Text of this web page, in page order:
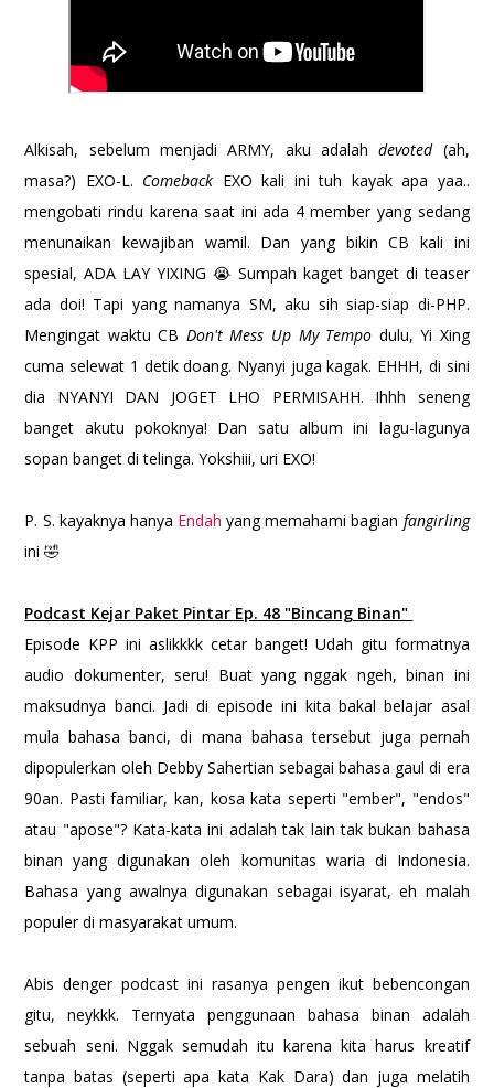
Alkisah, sebelum menjadi ARMY, aku adalahdevoted(ah,
masa?) EXO-L. Comeback EXO kali ini tuh kayak apa yaa..
mengobati rindu karena saat ini ada 4 member yang sedang
menunaikan kewajiban wamil. Dan yang bikin CB kali ini
spesial, ADA LAY YIXING 😭 Sumpah kaget banget di teaser
ada doi! Tapi yang namanya SM, aku sih siap-siap di-PHP.
Mengingat waktu CB Don't Mess Up My Tempo dulu, Yi Xing
cuma selewat 1 detik doang. Nyanyi juga kagak. EHHH, di sini
dia NYANYI DAN JOGET LHO PERMISAHH. Ihhh seneng
banget akutu pokoknya! Dan satu album ini lagu-lagunya
sopan banget di telinga. Yokshiii, uri EXO!
P. S. kayaknya hanya Endah yang memahami bagian fangirling
ini 🤣
Podcast Kejar Paket Pintar Ep. 48 "Bincang Binan"
Episode KPP ini aslikkkk cetar banget! Udah gitu formatnya
audio dokumenter, seru! Buat yang nggak ngeh, binan ini
maksudnya banci. Jadi di episode ini kita bakal belajar asal
mula bahasa banci, di mana bahasa tersebut juga pernah
dipopulerkan oleh Debby Sahertian sebagai bahasa gaul di era
90an. Pasti familiar, kan, kosa kata seperti "ember", "endos"
atau "apose"? Kata-kata ini adalah tak lain tak bukan bahasa
binan yang digunakan oleh komunitas waria di Indonesia.
Bahasa yang awalnya digunakan sebagai isyarat, eh malah
populer di masyarakat umum.
Abis denger podcast ini rasanya pengen ikut bebencongan
gitu, neykkk. Ternyata penggunaan bahasa binan adalah
sebuah seni. Nggak semudah itu karena kita harus kreatif
tanpa batas (seperti apa kata Kak Dara) dan juga melatih